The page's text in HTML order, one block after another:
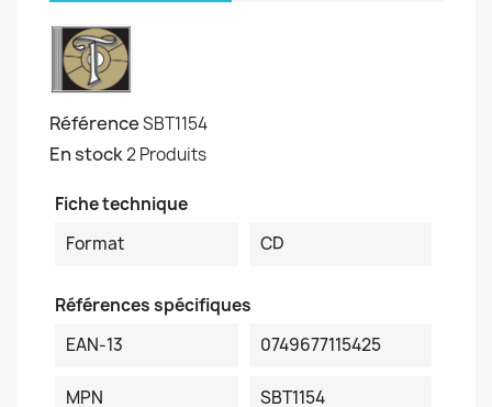
RéférenceSBT1154
En stock2 Produits
Fiche technique
Format
CD
Références spécifiques
EAN-13
0749677115425
MPN SBT1154